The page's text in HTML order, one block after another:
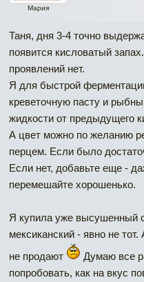
Мария
Таня, дня 3-4 точно
появится кисловатый
проявлений нет.
Я для быстрой
креветочную пасту и
жидкости от предыдущего
А цвет можно по желанию
перцем. Если было
Если нет, добавьте еще -
перемешайте хорошенько.
Я купила уже высушенный
мексиканский - явно не
не продают
Думаю все
попробовать, как на вкус